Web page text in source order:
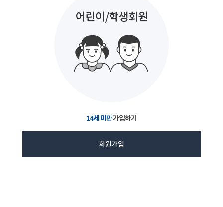
14세 미만가입하기
회원가입